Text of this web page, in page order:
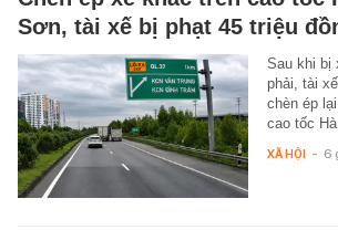
Sơn, tài xế bị phạt 45 triệu
Sau khi bị
phải, tài
chèn ép
cao tốc
XÃ HỘI - 6